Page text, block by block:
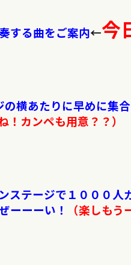
する曲をご案内←今
横あたりに早めに集
！カンペも用意？？）
テージで１０００人
ーーーい！
（楽しもう